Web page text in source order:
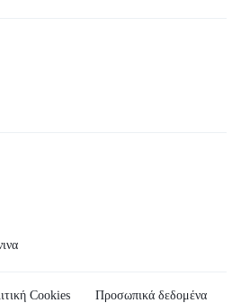
Cookies
Προσωπικά δεδομένα